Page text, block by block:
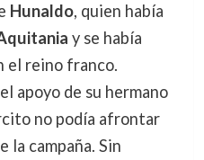
Hunaldo, quien había
y se había
el reino franco.
apoyo de su hermano
no podía afrontar
la campaña. Sin